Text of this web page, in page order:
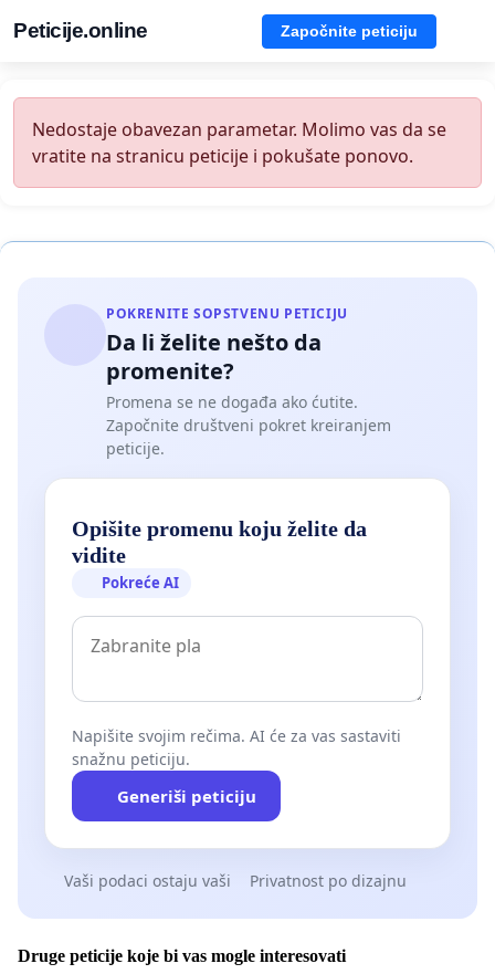
Peticije.online Započnite peticiju
Nedostaje obavezan parametar. Molimo vas da se
vratite na stranicu peticije i pokušate ponovo.
POKRENITE SOPSTVENU PETICIJU
Da li želite nešto da
promenite?
Promena se ne događa ako ćutite.
Započnite društveni pokret kreiranjem
peticije.
Opišite promenu koju želite da
vidite
Pokreće AI
Napišite svojim rečima. AI će za vas sastaviti
snažnu peticiju.
Generiši peticiju
Vaši podaci ostaju vaši Privatnost po dizajnu
Druge peticije koje bi vas mogle interesovati